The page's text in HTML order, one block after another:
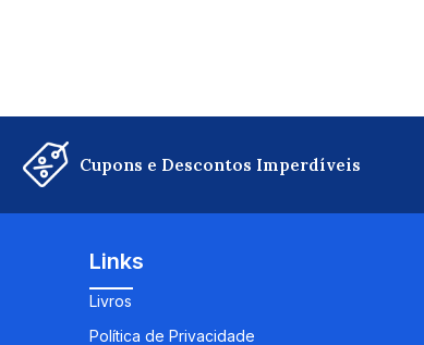
Cupons e Descontos Imperdíveis
Links
Livros
Política de Privacidade